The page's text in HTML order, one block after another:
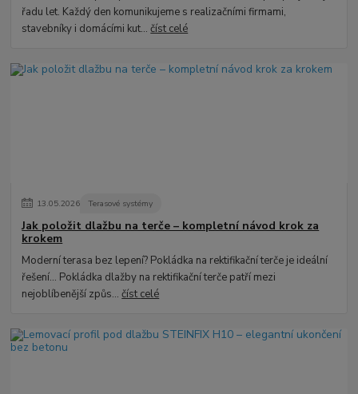
řadu let. Každý den komunikujeme s realizačními firmami,
stavebníky i domácími kut...číst celé
13.05.2026 Terasové systémy
Jak položit dlažbu na terče – kompletní návod krok za
krokem
Moderní terasa bez lepení? Pokládka na rektifikační terče je ideální
řešení... Pokládka dlažby na rektifikační terče patří mezi
nejoblíbenější způs...číst celé